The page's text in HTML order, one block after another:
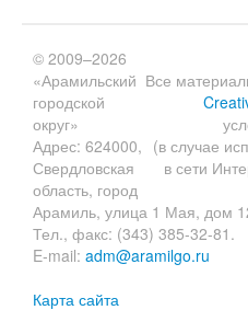
Все
(в случае
в сети
© 2009–2026
«Арамильский
городской
округ»
Адрес: 624000,
Свердловская
область, город
Арамиль, улица 1 Мая, дом
Тел., факс: (343) 385-32-81.
E-mail: adm@aramilgo.ru
Карта сайта